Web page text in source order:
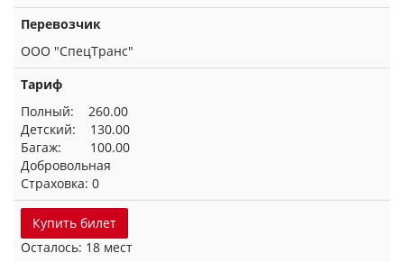
Перевозчик
ООО "СпецТранс"
Тариф
Полный: 260.00
Детский: 130.00
Багаж: 100.00
Добровольная
Страховка: 0
Купить билет
Осталось: 18 мест